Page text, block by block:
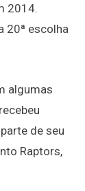
2014.
20ª escolha
algumas
de seu
Raptors,